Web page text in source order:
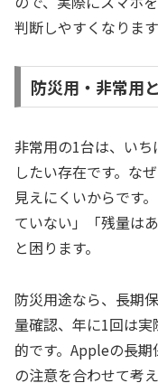
判断しやすくなります
防災用・非常用
非常用の1台は、い
したい存在です。な
見えにくいからです
ていない」「残量は
と困ります。
防災用途なら、長期
量確認、年に1回は
的です。Appleの長
の注意を合わせて考